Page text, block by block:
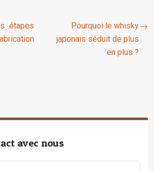
étapes
Pourquoi le whisky
japonais séduit de plus
en plus ?
avec nous